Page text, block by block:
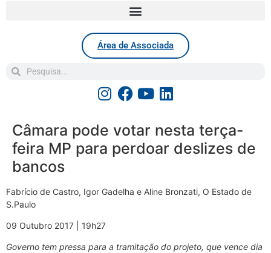
Área de Associada
Câmara pode votar nesta terça-
feira MP para perdoar deslizes de
bancos
Fabrício de Castro, Igor Gadelha e Aline Bronzati, O Estado de
S.Paulo
09 Outubro 2017 | 19h27
Governo tem pressa para a tramitação do projeto, que vence dia